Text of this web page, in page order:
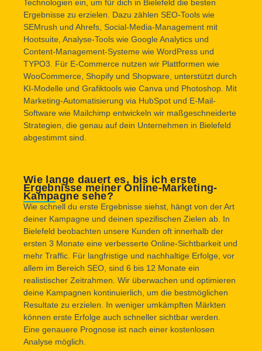
Technologien ein, um für dich in Bielefeld die besten
Ergebnisse zu erzielen. Dazu zählen SEO-Tools wie
SEMrush und Ahrefs, Social-Media-Management mit
Hootsuite, Analyse-Tools wie Google Analytics und
Content-Management-Systeme wie WordPress und
TYPO3. Für E-Commerce nutzen wir Plattformen wie
WooCommerce, Shopify und Shopware, unterstützt durch
KI-Modelle und Grafiktools wie Canva und Photoshop. Mit
Marketing-Automatisierung via HubSpot und E-Mail-
Software wie Mailchimp entwickeln wir maßgeschneiderte
Strategien, die genau auf dein Unternehmen in Bielefeld
abgestimmt sind.
Wie lange dauert es, bis ich erste
Ergebnisse meiner Online-Marketing-
Kampagne sehe?
Wie schnell du erste Ergebnisse siehst, hängt von der Art
deiner Kampagne und deinen spezifischen Zielen ab. In
Bielefeld beobachten unsere Kunden oft innerhalb der
ersten 3 Monate eine verbesserte Online-Sichtbarkeit und
mehr Traffic. Für langfristige und nachhaltige Erfolge, vor
allem im Bereich SEO, sind 6 bis 12 Monate ein
realistischer Zeitrahmen. Wir überwachen und optimieren
deine Kampagnen kontinuierlich, um die bestmöglichen
Resultate zu erzielen. In weniger umkämpften Märkten
können erste Erfolge auch schneller sichtbar werden.
Eine genauere Prognose ist nach einer kostenlosen
Analyse möglich.